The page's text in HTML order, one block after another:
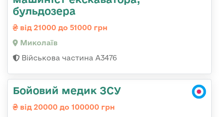
бульдозера
від 21000 до 51000 грн
Миколаїв
Військова частина А3476
Бойовий медик ЗСУ
від 20000 до 100000 грн